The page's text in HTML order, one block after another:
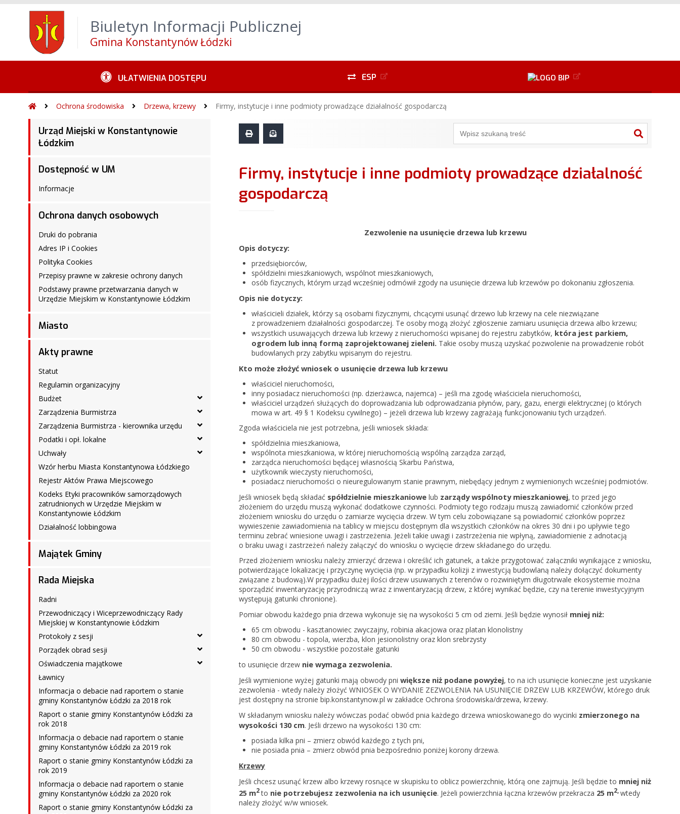
Przejdź do menu górnego
Alt + 4 Przejdź do menu lewego Alt
Biuletyn Informacji Publicznej
Gmina Konstantynów Łódzki
UŁATWIENIA DOSTĘPU ESP
Ochrona środowiska Drzewa, krzewy Firmy, instytucje i inne podmioty prowadzące działalność gospodarczą
Urząd Miejski w Konstantynowie
Łódzkim
Dostępność w UM
Informacje
Ochrona danych osobowych
Druki do pobrania
Adres IP i Cookies
Polityka Cookies
Przepisy prawne w zakresie ochrony danych
Podstawy prawne przetwarzania danych w
Urzędzie Miejskim w Konstantynowie Łódzkim
Miasto
Akty prawne
Statut
Regulamin organizacyjny
Budżet
Zarządzenia Burmistrza
Zarządzenia Burmistrza - kierownika urzędu
Podatki i opł. lokalne
Uchwały
Wzór herbu Miasta Konstantynowa Łódzkiego
Rejestr Aktów Prawa Miejscowego
Kodeks Etyki pracowników samorządowych
zatrudnionych w Urzędzie Miejskim w
Konstantynowie Łódzkim
Działalność lobbingowa
Majątek Gminy
Rada Miejska
Radni
Przewodniczący i Wiceprzewodniczący Rady
Miejskiej w Konstantynowie Łódzkim
Protokoły z sesji
Porządek obrad sesji
Oświadczenia majątkowe
Ławnicy
Informacja o debacie nad raportem o stanie
gminy Konstantynów Łódzki za 2018 rok
Raport o stanie gminy Konstantynów Łódzki za
rok 2018
Informacja o debacie nad raportem o stanie
gminy Konstantynów Łódzki za 2019 rok
Raport o stanie gminy Konstantynów Łódzki za
rok 2019
Informacja o debacie nad raportem o stanie
gminy Konstantynów Łódzki za 2020 rok
Raport o stanie gminy Konstantynów Łódzki za
Firmy, instytucje i inne podmioty prowadzące działalność
gospodarczą
Zezwolenie na usunięcie drzewa lub krzewu
Opis dotyczy:
przedsiębiorców,
spółdzielni mieszkaniowych, wspólnot mieszkaniowych,
osób fizycznych, którym urząd wcześniej odmówił zgody na usunięcie drzewa lub krzewów po dokonaniu zgłoszenia.
Opis nie dotyczy:
właścicieli działek, którzy są osobami fizycznymi, chcącymi usunąć drzewo lub krzewy na cele niezwiązane
z prowadzeniem działalności gospodarczej. Te osoby mogą złożyć zgłoszenie zamiaru usunięcia drzewa albo krzewu;
wszystkich usuwających drzewa lub krzewy z nieruchomości wpisanej do rejestru zabytków, która jest parkiem,
ogrodem lub inną formą zaprojektowanej zieleni. Takie osoby muszą uzyskać pozwolenie na prowadzenie robót
budowlanych przy zabytku wpisanym do rejestru.
Kto może złożyć wniosek o usunięcie drzewa lub krzewu
właściciel nieruchomości,
inny posiadacz nieruchomości (np. dzierżawca, najemca) – jeśli ma zgodę właściciela nieruchomości,
właściciel urządzeń służących do doprowadzania lub odprowadzania płynów, pary, gazu, energii elektrycznej (o których
mowa w art. 49 § 1 Kodeksu cywilnego) – jeżeli drzewa lub krzewy zagrażają funkcjonowaniu tych urządzeń.
Zgoda właściciela nie jest potrzebna, jeśli wniosek składa:
spółdzielnia mieszkaniowa,
wspólnota mieszkaniowa, w której nieruchomością wspólną zarządza zarząd,
zarządca nieruchomości będącej własnością Skarbu Państwa,
użytkownik wieczysty nieruchomości,
posiadacz nieruchomości o nieuregulowanym stanie prawnym, niebędący jednym z wymienionych wcześniej podmiotów.
Jeśli wniosek będą składać spółdzielnie mieszkaniowe lub zarządy wspólnoty mieszkaniowej, to przed jego
złożeniem do urzędu muszą wykonać dodatkowe czynności. Podmioty tego rodzaju muszą zawiadomić członków przed
złożeniem wniosku do urzędu o zamiarze wycięcia drzew. W tym celu zobowiązane są powiadomić członków poprzez
wywieszenie zawiadomienia na tablicy w miejscu dostępnym dla wszystkich członków na okres 30 dni i po upływie tego
terminu zebrać wniesione uwagi i zastrzeżenia. Jeżeli takie uwagi i zastrzeżenia nie wpłyną, zawiadomienie z adnotacją
o braku uwag i zastrzeżeń należy załączyć do wniosku o wycięcie drzew składanego do urzędu.
Przed złożeniem wniosku należy zmierzyć drzewa i określić ich gatunek, a także przygotować załączniki wynikające z wniosku,
potwierdzające lokalizację i przyczynę wycięcia (np. w przypadku kolizji z inwestycją budowlaną należy dołączyć dokumenty
związane z budową).W przypadku dużej ilości drzew usuwanych z terenów o rozwiniętym długotrwale ekosystemie można
sporządzić inwentaryzację przyrodniczą wraz z inwentaryzacją drzew, z której wynikać będzie, czy na terenie inwestycyjnym
występują gatunki chronione).
Pomiar obwodu każdego pnia drzewa wykonuje się na wysokości 5 cm od ziemi. Jeśli będzie wynosił mniej niż:
65 cm obwodu - kasztanowiec zwyczajny, robinia akacjowa oraz platan klonolistny
80 cm obwodu - topola, wierzba, klon jesionolistny oraz klon srebrzysty
50 cm obwodu - wszystkie pozostałe gatunki
to usunięcie drzew nie wymaga zezwolenia.
Jeśli wymienione wyżej gatunki mają obwody pni większe niż podane powyżej, to na ich usunięcie konieczne jest uzyskanie
zezwolenia - wtedy należy złożyć WNIOSEK O WYDANIE ZEZWOLENIA NA USUNIĘCIE DRZEW LUB KRZEWÓW, którego druk
jest dostępny na stronie bip.konstantynow.pl w zakładce Ochrona środowiska/drzewa, krzewy.
W składanym wniosku należy wówczas podać obwód pnia każdego drzewa wnioskowanego do wycinki zmierzonego na
wysokości 130 cm. Jeśli drzewo na wysokości 130 cm:
posiada kilka pni – zmierz obwód każdego z tych pni,
nie posiada pnia – zmierz obwód pnia bezpośrednio poniżej korony drzewa.
Krzewy
Jeśli chcesz usunąć krzew albo krzewy rosnące w skupisku to oblicz powierzchnię, którą one zajmują. Jeśli będzie to mniej niż
25 m2to nie potrzebujesz zezwolenia na ich usunięcie. Jeżeli powierzchnia łączna krzewów przekracza 25 m2,wtedy
należy złożyć w/w wniosek.